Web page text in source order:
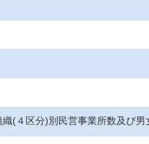
(４区分)別民営事業所数及び